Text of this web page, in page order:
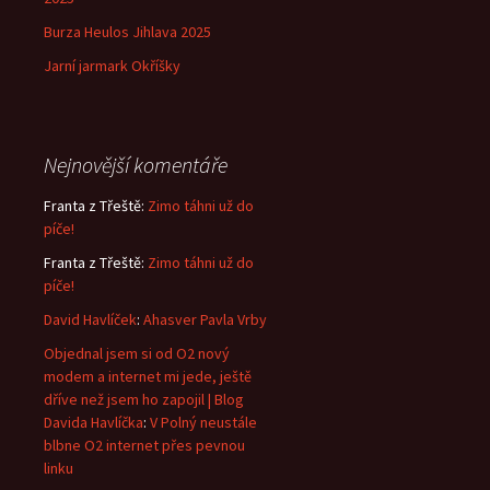
Burza Heulos Jihlava 2025
Jarní jarmark Okříšky
Nejnovější komentáře
Franta z Třeště: Zimo táhni už do
píče!
Franta z Třeště: Zimo táhni už do
píče!
David Havlíček: Ahasver Pavla Vrby
Objednal jsem si od O2 nový
modem a internet mi jede, ještě
dříve než jsem ho zapojil | Blog
Davida Havlíčka: V Polný neustále
blbne O2 internet přes pevnou
linku